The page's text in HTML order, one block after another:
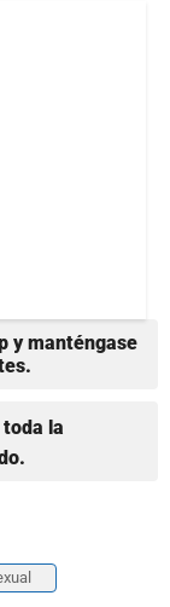
y manténgase
la